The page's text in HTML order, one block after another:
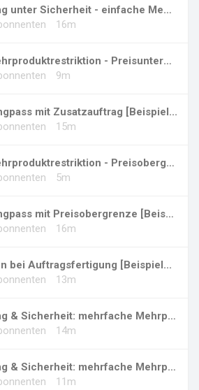
Entscheidung unter Sicherheit - einfache Mehr...
16m
Einfache Mehrproduktrestriktion - Preisunterg...
9m
mit Zusatzauftrag [Beispiel...
15m
Einfache Mehrproduktrestriktion - Preisobergr...
5m
Einfacher Engpass mit Preisobergrenze [Beispi...
16m
bei Auftragsfertigung [Beispiel...
13m
Entscheidung & Sicherheit: mehrfache Mehrprod...
14m
Entscheidung & Sicherheit: mehrfache Mehrprod...
11m